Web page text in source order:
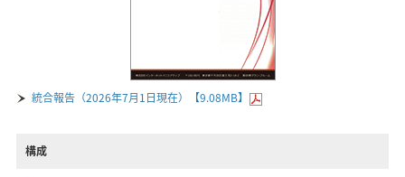
統合報告（2026年7月1日現在）【9.08MB】
構成